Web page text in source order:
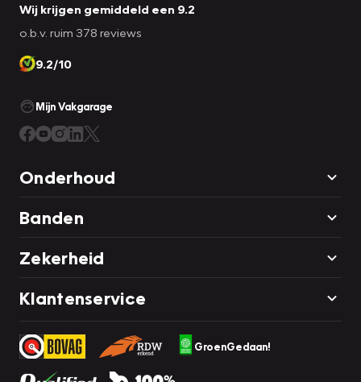
Wij krijgen gemiddeld een 9.2
o.b.v. ruim 378 reviews
9.2/10
Mijn Vakgarage
Onderhoud
Banden
Zekerheid
Klantenservice
GroenGedaan!